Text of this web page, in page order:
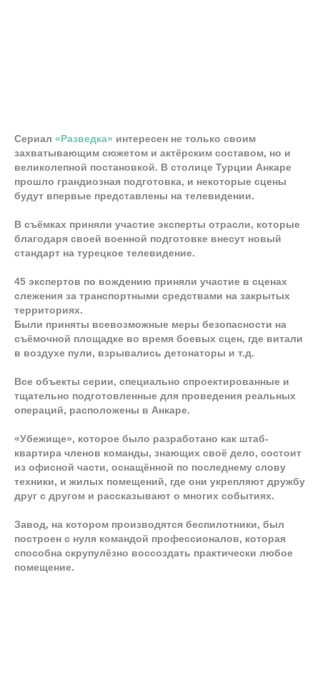
Сериал «Разведка» интересен не только своим
захватывающим сюжетом и актёрским составом, но и
великолепной постановкой. В столице Турции Анкаре
прошло грандиозная подготовка, и некоторые сцены
будут впервые представлены на телевидении.
В съёмках приняли участие эксперты отрасли, которые
благодаря своей военной подготовке внесут новый
стандарт на турецкое телевидение.
45 экспертов по вождению приняли участие в сценах
слежения за транспортными средствами на закрытых
территориях.
Были приняты всевозможные меры безопасности на
съёмочной площадке во время боевых сцен, где витали
в воздухе пули, взрывались детонаторы и т.д.
Все объекты серии, специально спроектированные и
тщательно подготовленные для проведения реальных
операций, расположены в Анкаре.
«Убежище», которое было разработано как штаб-
квартира членов команды, знающих своё дело, состоит
из офисной части, оснащённой по последнему слову
техники, и жилых помещений, где они укрепляют дружбу
друг с другом и рассказывают о многих событиях.
Завод, на котором производятся беспилотники, был
построен с нуля командой профессионалов, которая
способна скрупулёзно воссоздать практически любое
помещение.